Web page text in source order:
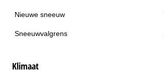
Nieuwe sneeuw
Sneeuwvalgrens
Klimaat